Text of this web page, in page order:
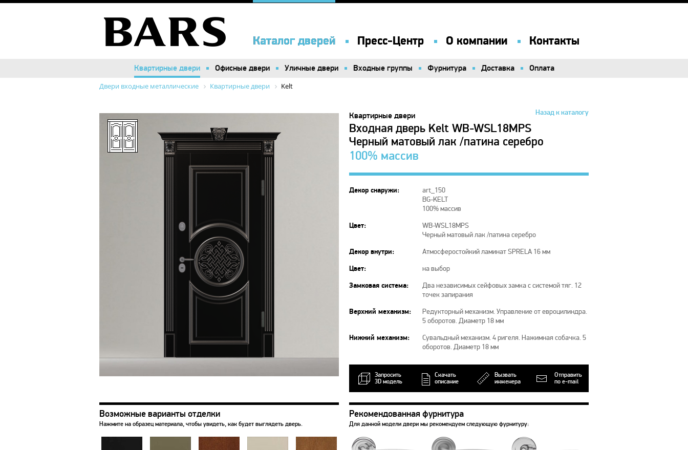
Каталог дверей Пресс-Центр О компании Контакты
Каталог дверей Пресс-Центр О компании Контакты
Квартирные двери Офисные двери Уличные двери Входные группы Фурнитура Доставка Оплата
Квартирные двери Офисные двери Уличные двери Входные группы Фурнитура Доставка Оплата
Двери входные металлические Квартирные двери Kelt
Назад к каталогу
Квартирные двери
Входная дверь Kelt WB-WSL18MPS
Черный матовый лак /патина серебро
100% массив
Декор снаружи:
art_150
BG-KELT
100% массив
Цвет:
WB-WSL18MPS
Черный матовый лак /патина серебро
Декор внутри: Атмосферостойкий ламинат SPRELA 16 мм
Цвет: на выбор
Замковая система:
Два независимых сейфовых замка с системой тяг. 12
точек запирания
Верхний механизм:
Редукторный механизм. Управление от евроцилиндра.
5 оборотов. Диаметр 18 мм
Нижний механизм:
Сувальдный механизм. 4 ригеля. Нажимная собачка. 5
оборотов. Диаметр 18 мм
Запросить
3D модель
Скачать
описание
Вызвать
инженера
Отправить
по e-mail
Возможные варианты отделки
Нажмите на образец материала, чтобы увидеть, как будет выглядеть дверь.
Рекомендованная фурнитура
Для данной модели двери мы рекомендуем следующую фурнитуру: